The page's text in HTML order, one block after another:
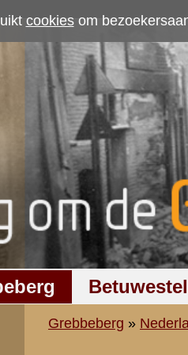
te meten. Als u geen cookies
Ereveld
Nederlandse militaire rapporten »2e
naar handelen van
Lucardie
Majoor Van Dijk)